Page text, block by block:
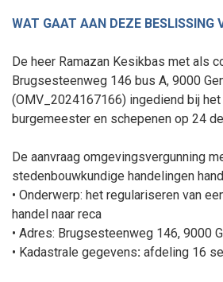
WAT GAAT AAN DEZE BESLISSING
De heer Ramazan Kesikbas met als
Brugsesteenweg 146 bus A, 9000
(OMV_2024167166) ingediend bij
burgemeester en schepenen op 24
De aanvraag omgevingsvergunning
stedenbouwkundige handelingen
• Onderwerp: het regulariseren van
handel naar reca
• Adres: Brugsesteenweg 146, 9000
• Kadastrale gegevens: afdeling 16